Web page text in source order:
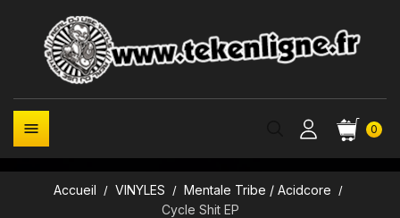
0

Accueil VINYLES
Mentale Tribe / Acidcore
Cycle Shit EP